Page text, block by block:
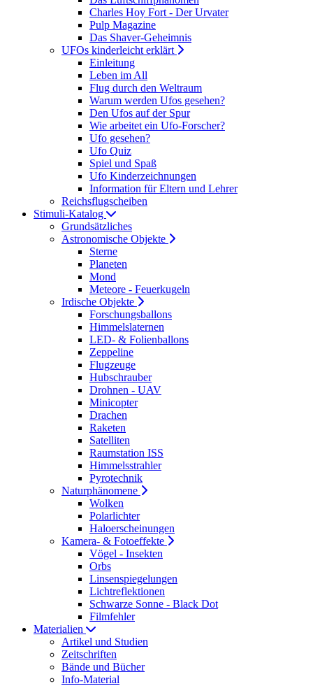
Charles Hoy Fort - Der Urvater
Pulp Magazine
Das Shaver-Geheimnis
UFOs kinderleicht erklärt
Einleitung
Leben im All
Flug durch den Weltraum
Warum werden Ufos gesehen?
Den Ufos auf der Spur
Wie arbeitet ein Ufo-Forscher?
Ufo gesehen?
Ufo Quiz
Spiel und Spaß
Ufo Kinderzeichnungen
Information für Eltern und Lehrer
Reichsflugscheiben
Stimuli-Katalog
Grundsätzliches
Astronomische Objekte
Sterne
Planeten
Mond
Meteore - Feuerkugeln
Irdische Objekte
Forschungsballons
Himmelslaternen
LED- & Folienballons
Zeppeline
Flugzeuge
Hubschrauber
Drohnen - UAV
Minicopter
Drachen
Raketen
Satelliten
Raumstation ISS
Himmelsstrahler
Pyrotechnik
Naturphänomene
Wolken
Polarlichter
Haloerscheinungen
Kamera- & Fotoeffekte
Vögel - Insekten
Orbs
Linsenspiegelungen
Lichtreflektionen
Schwarze Sonne - Black Dot
Filmfehler
Materialien
Artikel und Studien
Zeitschriften
Bände und Bücher
Info-Material